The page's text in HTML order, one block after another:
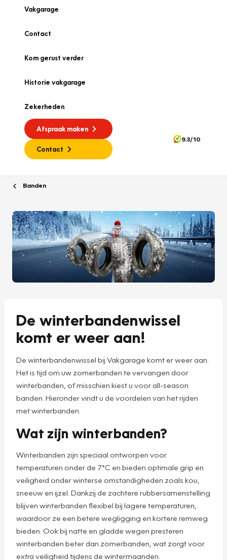
Vakgarage
Contact
Kom gerust verder
Historie vakgarage
Zekerheden
Afspraak maken
Contact
9.3/10
Banden
De winterbandenwissel
komt er weer aan!
De winterbandenwissel bij Vakgarage komt er weer aan.
Het is tijd om uw zomerbanden te vervangen door
winterbanden, of misschien kiest u voor all-season
banden. Hieronder vindt u de voordelen van het rijden
met winterbanden.
Wat zijn winterbanden?
Winterbanden zijn speciaal ontworpen voor
temperaturen onder de 7°C en bieden optimale grip en
veiligheid onder winterse omstandigheden zoals kou,
sneeuw en ijzel. Dankzij de zachtere rubbersamenstelling
blijven winterbanden flexibel bij lagere temperaturen,
waardoor ze een betere wegligging en kortere remweg
bieden. Ook bij natte en gladde wegen presteren
winterbanden beter dan zomerbanden, wat zorgt voor
extra veiligheid tijdens de wintermaanden.